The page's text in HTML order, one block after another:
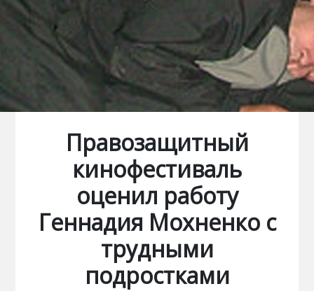
Правозащитный
кинофестиваль
оценил работу
Геннадия Мохненко с
трудными
подростками